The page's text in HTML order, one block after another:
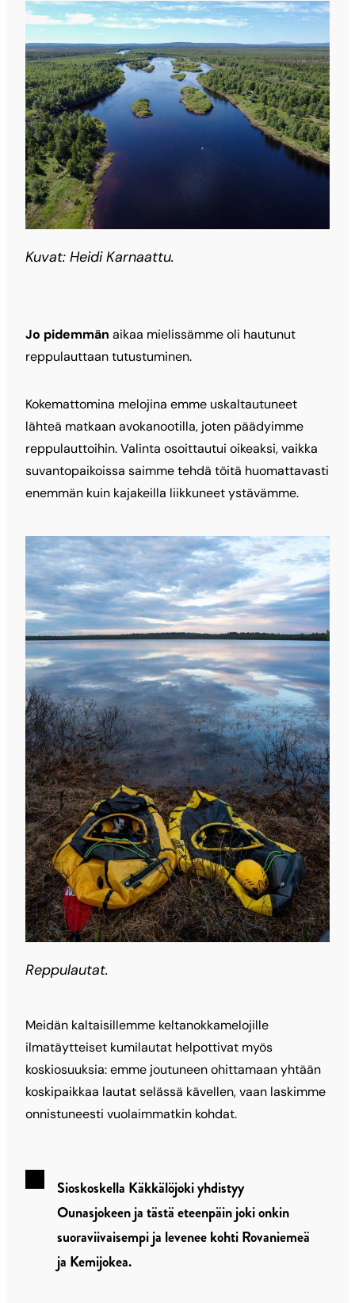
Kuvat: Heidi Karnaattu.
Jo pidemmän aikaa mielissämme oli hautunut
reppulauttaan tutustuminen.
Kokemattomina melojina emme uskaltautuneet
lähteä matkaan avokanootilla, joten päädyimme
reppulauttoihin. Valinta osoittautui oikeaksi, vaikka
suvantopaikoissa saimme tehdä töitä huomattavasti
enemmän kuin kajakeilla liikkuneet ystävämme.
Reppulautat.
Meidän kaltaisillemme keltanokkamelojille
ilmatäytteiset kumilautat helpottivat myös
koskiosuuksia: emme joutuneen ohittamaan yhtään
koskipaikkaa lautat selässä kävellen, vaan laskimme
onnistuneesti vuolaimmatkin kohdat.
Sioskoskella Käkkälöjoki yhdistyy
Ounasjokeen ja tästä eteenpäin joki onkin
suoraviivaisempi ja levenee kohti Rovaniemeä
ja Kemijokea.